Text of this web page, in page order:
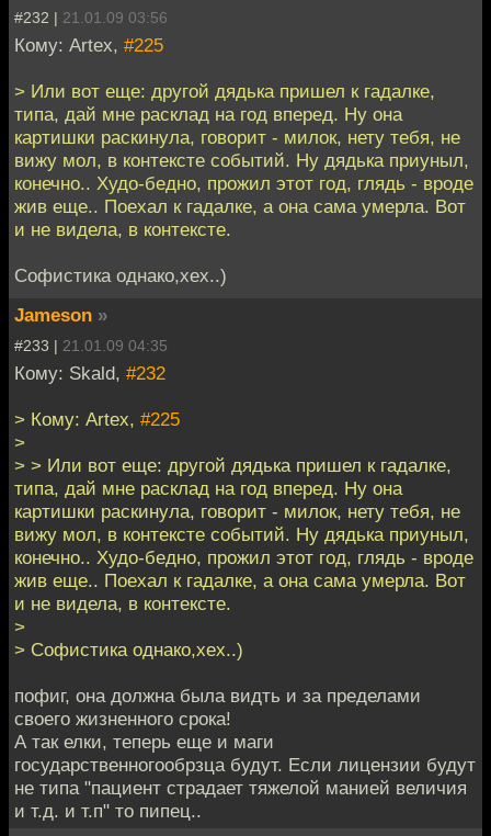
#232 | 21.01.09 03:56
Кому: Artex, #225
> Или вот еще: другой дядька пришел к гадалке,
типа, дай мне расклад на год вперед. Ну она
картишки раскинула, говорит - милок, нету тебя, не
вижу мол, в контексте событий. Ну дядька приуныл,
конечно.. Худо-бедно, прожил этот год, глядь - вроде
жив еще.. Поехал к гадалке, а она сама умерла. Вот
и не видела, в контексте.
Софистика однако,хех..)
Jameson »
#233 | 21.01.09 04:35
Кому: Skald, #232
> Кому: Artex, #225
>
> > Или вот еще: другой дядька пришел к гадалке,
типа, дай мне расклад на год вперед. Ну она
картишки раскинула, говорит - милок, нету тебя, не
вижу мол, в контексте событий. Ну дядька приуныл,
конечно.. Худо-бедно, прожил этот год, глядь - вроде
жив еще.. Поехал к гадалке, а она сама умерла. Вот
и не видела, в контексте.
>
> Софистика однако,хех..)
пофиг, она должна была видть и за пределами
своего жизненного срока!
А так елки, теперь еще и маги
государственногообрзца будут. Если лицензии будут
не типа "пациент страдает тяжелой манией величия
и т.д. и т.п" то пипец..